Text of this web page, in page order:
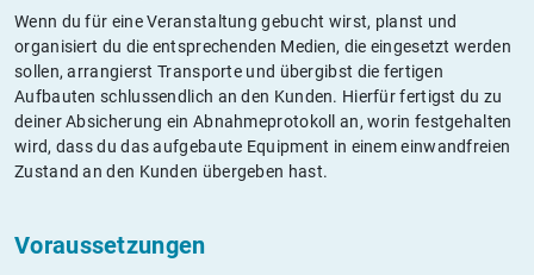
Wenn du für eine Veranstaltung gebucht wirst, planst und
organisiert du die entsprechenden Medien, die eingesetzt werden
sollen, arrangierst Transporte und übergibst die fertigen
Aufbauten schlussendlich an den Kunden. Hierfür fertigst du zu
deiner Absicherung ein Abnahmeprotokoll an, worin festgehalten
wird, dass du das aufgebaute Equipment in einem einwandfreien
Zustand an den Kunden übergeben hast.
Voraussetzungen